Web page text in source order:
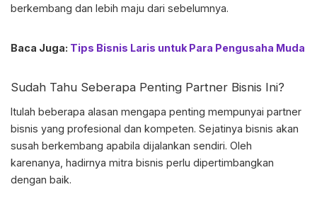
berkembang dan lebih maju dari sebelumnya.
Baca Juga: Tips Bisnis Laris untuk Para Pengusaha Muda
Sudah Tahu Seberapa Penting Partner Bisnis Ini?
Itulah beberapa alasan mengapa penting mempunyai partner
bisnis yang profesional dan kompeten. Sejatinya bisnis akan
susah berkembang apabila dijalankan sendiri. Oleh
karenanya, hadirnya mitra bisnis perlu dipertimbangkan
dengan baik.